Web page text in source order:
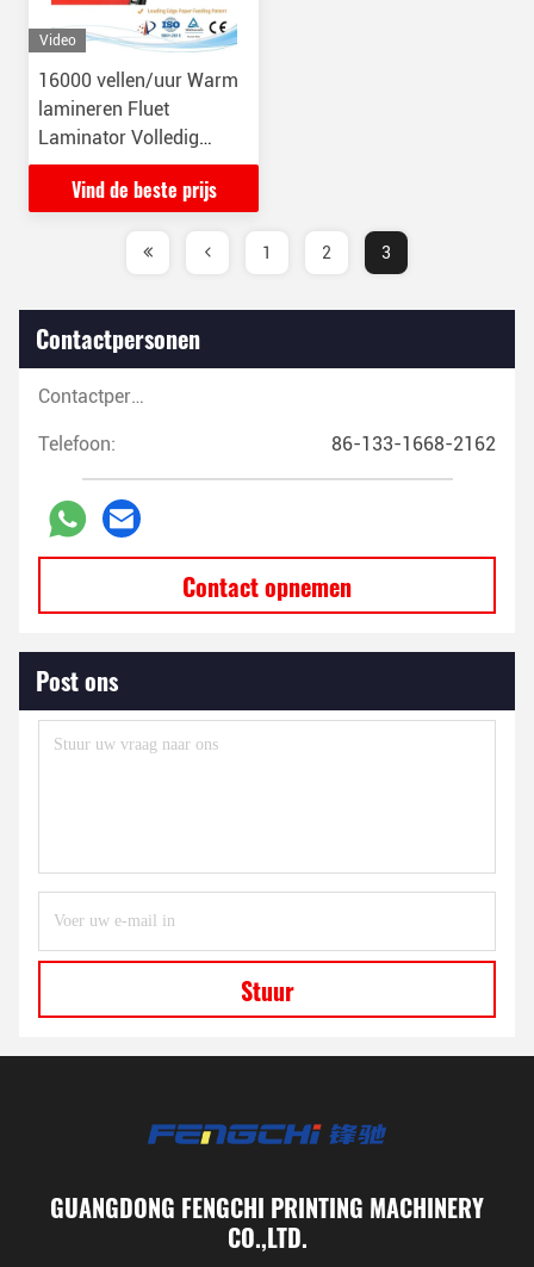
Video
16000 vellen/uur Warm
lamineren Fluet
Laminator Volledig
automatisch Papier
Membraan
Vind de beste prijs
1 2 3
Contactpersonen
Contactpersonen:
Telefoon: 86-133-1668-2162
Contact opnemen
Post ons
Stuur
GUANGDONG FENGCHI PRINTING MACHINERY
CO.,LTD.